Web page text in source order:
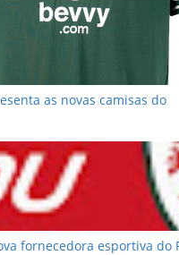
as novas camisas do
fornecedora esportiva do